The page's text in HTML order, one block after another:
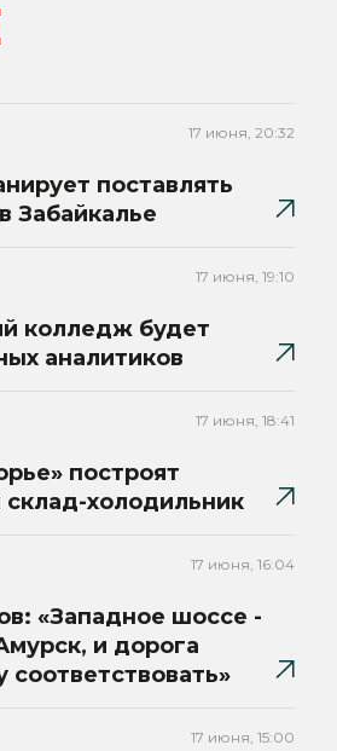
17 июня, 20:32
поставлять
Забайкалье
17 июня, 19:10
колледж будет
аналитиков
17 июня, 18:41
построят
холодильник
17 июня, 16:04
«Западное шоссе -
и дорога
17 июня, 15:00